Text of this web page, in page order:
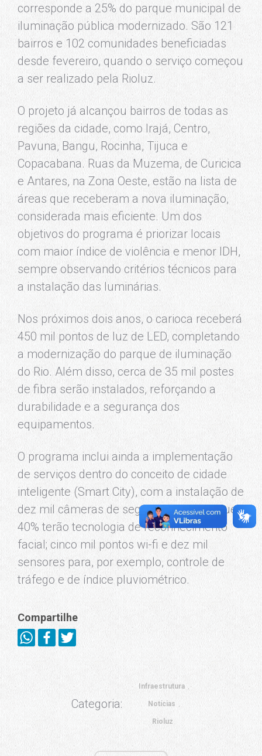
corresponde a 25% do parque municipal de
iluminação pública modernizado. São 121
bairros e 102 comunidades beneficiadas
desde fevereiro, quando o serviço começou
a ser realizado pela Rioluz.
O projeto já alcançou bairros de todas as
regiões da cidade, como Irajá, Centro,
Pavuna, Bangu, Rocinha, Tijuca e
Copacabana. Ruas da Muzema, de Curicica
e Antares, na Zona Oeste, estão na lista de
áreas que receberam a nova iluminação,
considerada mais eficiente. Um dos
objetivos do programa é priorizar locais
com maior índice de violência e menor IDH,
sempre observando critérios técnicos para
a instalação das luminárias.
Nos próximos dois anos, o carioca receberá
450 mil pontos de luz de LED, completando
a modernização do parque de iluminação
do Rio. Além disso, cerca de 35 mil postes
de fibra serão instalados, reforçando a
durabilidade e a segurança dos
equipamentos.
O programa inclui ainda a implementação
de serviços dentro do conceito de cidade
inteligente (Smart City), com a instalação de
dez mil câmeras de segurança, sendo que
40% terão tecnologia de reconhecimento
facial; cinco mil pontos wi-fi e dez mil
sensores para, por exemplo, controle de
tráfego e de índice pluviométrico.
Compartilhe
Categoria:
Infraestrutura
Notícias
Rioluz